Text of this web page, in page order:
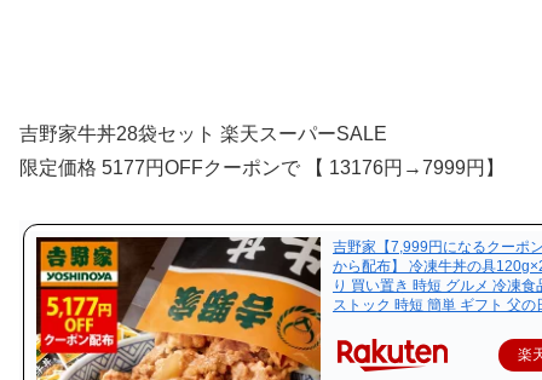
吉野家牛丼28袋セット 楽天スーパーSALE
限定価格 5177円OFFクーポンで 【 13176円→7999円 】
吉野家【7,999円になるクーポ
から配布】 冷凍牛丼の具
り 買い置き 時短 グルメ 冷凍食
ストック 時短 簡単 ギフト 父の
楽